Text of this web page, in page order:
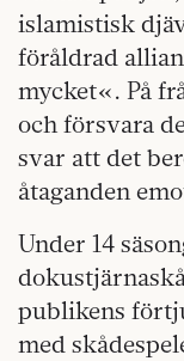
islamistisk
föråldrad
mycket«. På
och försvara
svar att det
åtaganden
Under 14
publikens
med